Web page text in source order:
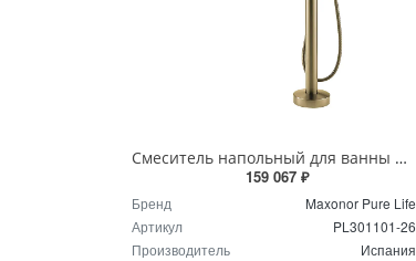
Смеситель напольный для ванны Maxonor Pure Life WONDERFUL PL301101-26 шампань
159 067 ₽
Бренд
Maxonor Pure Life
Артикул
PL301101-26
Производитель
Испания